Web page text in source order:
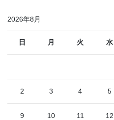
2026年8月
日 月 火 水
2 3 4 5
9 10 11 12